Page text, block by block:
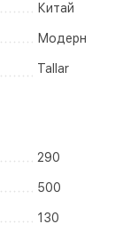
Китай
Модерн
Tallar
290
500
130